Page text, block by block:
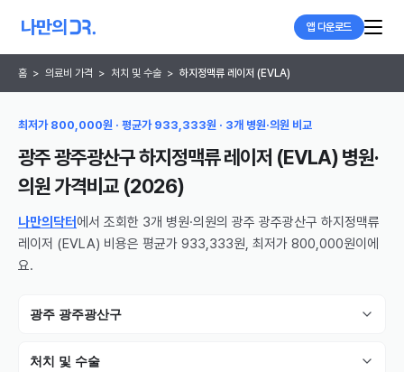
앱 다운로드
홈 > 의료비 가격 > 처치 및 수술 > 하지정맥류 레이저 (EVLA)
최저가 800,000원 · 평균가 933,333원 · 3개 병원·의원 비교
광주 광주광산구 하지정맥류 레이저 (EVLA) 병원·
의원가격비교 (2026)
나만의닥터 에서 조회한 3개 병원·의원의 광주 광주광산구 하지정맥류
레이저 (EVLA) 비용은 평균가 933,333원, 최저가 800,000원이에
요.
광주 광주광산구
처치 및 수술